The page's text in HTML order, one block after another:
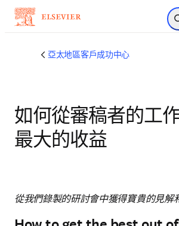
跳到主
亞太地區客戶成功中心
如何從審稿者的工
最大的收益
從我們錄製的研討會中獲得寶貴的見解